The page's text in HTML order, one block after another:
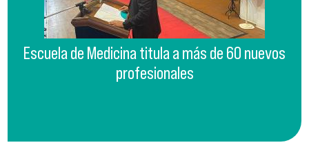
Escuela de Medicina titula a más de 60 nuevos
profesionales